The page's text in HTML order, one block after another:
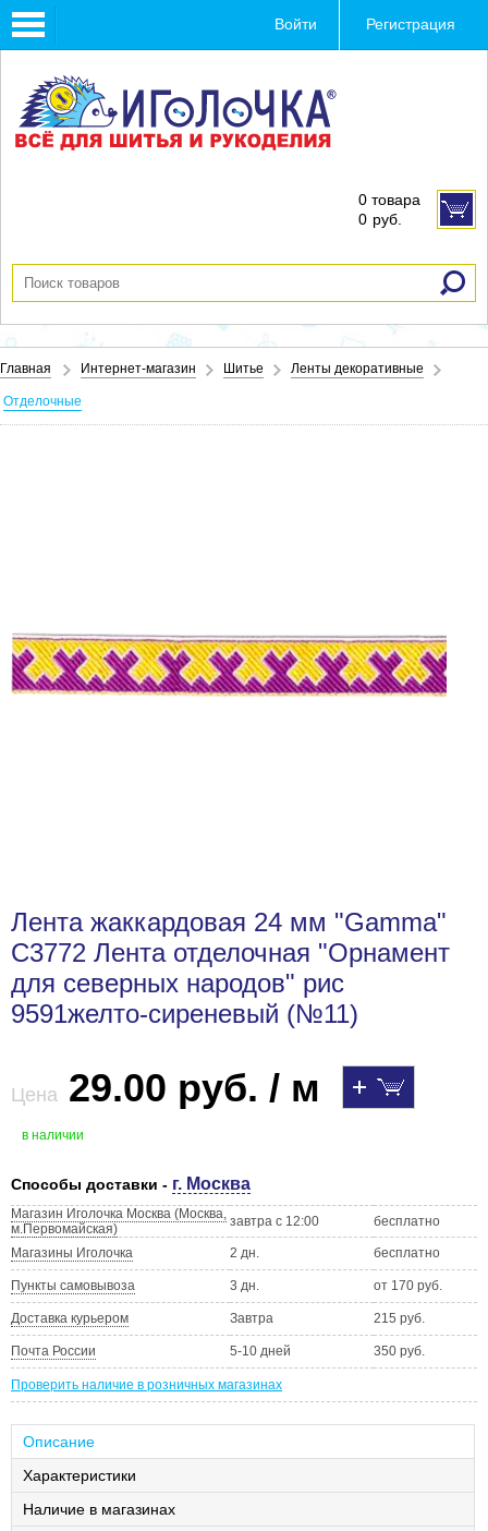
Toggle
navigation
Войти Регистрация
0 товара
0 руб.
Главная Интернет-магазин Шитье Ленты декоративные
Отделочные
Лента жаккардовая 24 мм "Gamma"
С3772 Лента отделочная "Орнамент
для северных народов" рис
9591желто-сиреневый (№11)
Цена 29.00 руб. / м
в наличии
Способы доставки - г. Москва
Магазин Иголочка Москва (Москва,
м.Первомайская)
завтра с 12:00 бесплатно
Магазины Иголочка 2 дн. бесплатно
Пункты самовывоза 3 дн. от 170 руб.
Доставка курьером Завтра 215 руб.
Почта России 5-10 дней 350 руб.
Проверить наличие в розничных магазинах
Описание
Характеристики
Наличие в магазинах